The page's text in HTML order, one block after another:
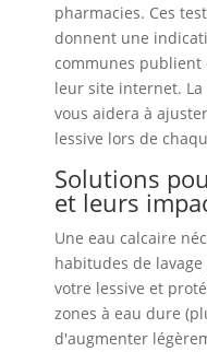
pharmacies. Ces
donnent une
communes publient
leur site internet.
vous aidera à
lessive lors de
Solutions
et leurs
Une eau calcaire
habitudes de
votre lessive et
zones à eau dure
d'augmenter